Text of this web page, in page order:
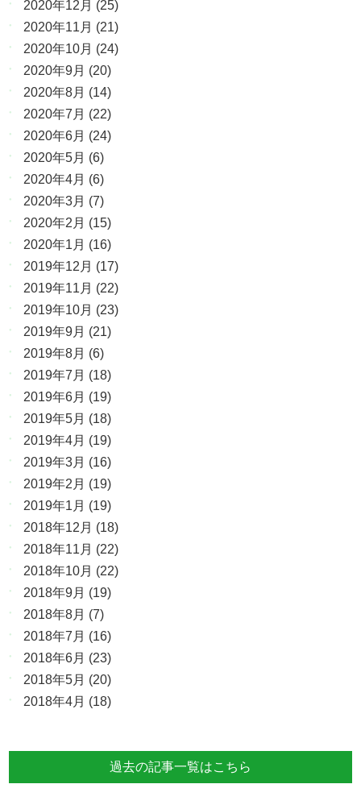
2020年12月 (25)
2020年11月 (21)
2020年10月 (24)
2020年9月 (20)
2020年8月 (14)
2020年7月 (22)
2020年6月 (24)
2020年5月 (6)
2020年4月 (6)
2020年3月 (7)
2020年2月 (15)
2020年1月 (16)
2019年12月 (17)
2019年11月 (22)
2019年10月 (23)
2019年9月 (21)
2019年8月 (6)
2019年7月 (18)
2019年6月 (19)
2019年5月 (18)
2019年4月 (19)
2019年3月 (16)
2019年2月 (19)
2019年1月 (19)
2018年12月 (18)
2018年11月 (22)
2018年10月 (22)
2018年9月 (19)
2018年8月 (7)
2018年7月 (16)
2018年6月 (23)
2018年5月 (20)
2018年4月 (18)
過去の記事一覧はこちら